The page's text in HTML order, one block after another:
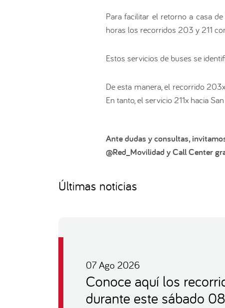
Para facilitar el retorno a casa
horas los recorridos 203 y 211
Estos servicios de buses se
De esta manera, el recorrido
En tanto, el servicio 211x hacia
Ante dudas y consultas,
@Red_Movilidad y Call Center
Últimas noticias
07 Ago 2026
Conoce aquí los
durante este sábado